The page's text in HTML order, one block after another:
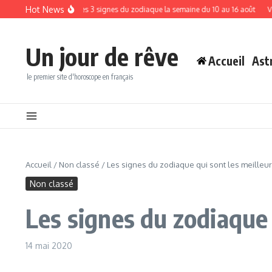
Aller au contenu
Hot News
vous pour ces 3 signes du zodiaque la semaine du 10 au 16 août Voici le
Un jour de rêve
le premier site d'horoscope en français
Accueil
Accueil / Non classé / Les signes du zodiaque qui sont les
Non classé
Les signes du
14 mai 2020